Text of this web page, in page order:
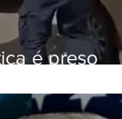
é preso